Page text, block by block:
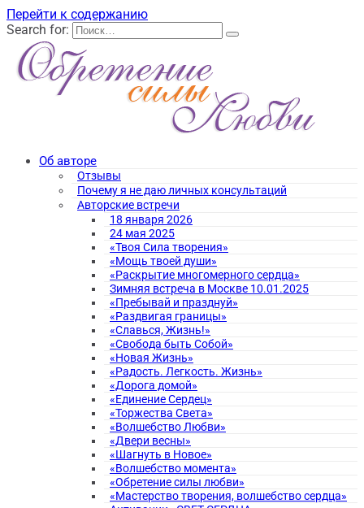
Перейти к содержанию
Search for:
Об авторе
Отзывы
Почему я не даю личных консультаций
Авторские встречи
18 января 2026
24 мая 2025
«Твоя Сила творения»
«Мощь твоей души»
«Раскрытие многомерного сердца»
Зимняя встреча в Москве 10.01.2025
«Пребывай и празднуй»
«Раздвигая границы»
«Славься, Жизнь!»
«Свобода быть Собой»
«Новая Жизнь»
«Радость. Легкость. Жизнь»
«Дорога домой»
«Единение Сердец»
«Торжества Света»
«Волшебство Любви»
«Двери весны»
«Шагнуть в Новое»
«Волшебство момента»
«Обретение силы любви»
«Мастерство творения, волшебство сердца»